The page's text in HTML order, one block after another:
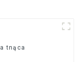
tnąca